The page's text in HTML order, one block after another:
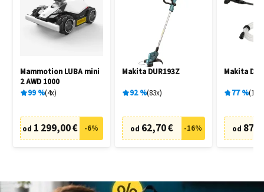
Mammotion LUBA mini
2 AWD 1000
99% 4x
od 1 299,00 € -6%
Makita DUR193Z
92% 83x
od 62,70 € -16%
Makita
77% 19
od